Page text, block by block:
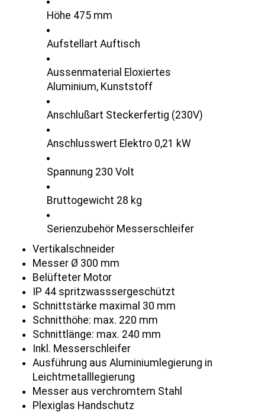
Höhe 475 mm
Aufstellart Auftisch
Aussenmaterial Eloxiertes
Aluminium, Kunststoff
Anschlußart Steckerfertig (230V)
Anschlusswert Elektro 0,21 kW
Spannung 230 Volt
Bruttogewicht 28 kg
Serienzubehör Messerschleifer
Vertikalschneider
Messer Ø 300 mm
Belüfteter Motor
IP 44 spritzwasssergeschützt
Schnittstärke maximal 30 mm
Schnitthöhe: max. 220 mm
Schnittlänge: max. 240 mm
Inkl. Messerschleifer
Ausführung aus Aluminiumlegierung in
Leichtmetalllegierung
Messer aus verchromtem Stahl
Plexiglas Handschutz